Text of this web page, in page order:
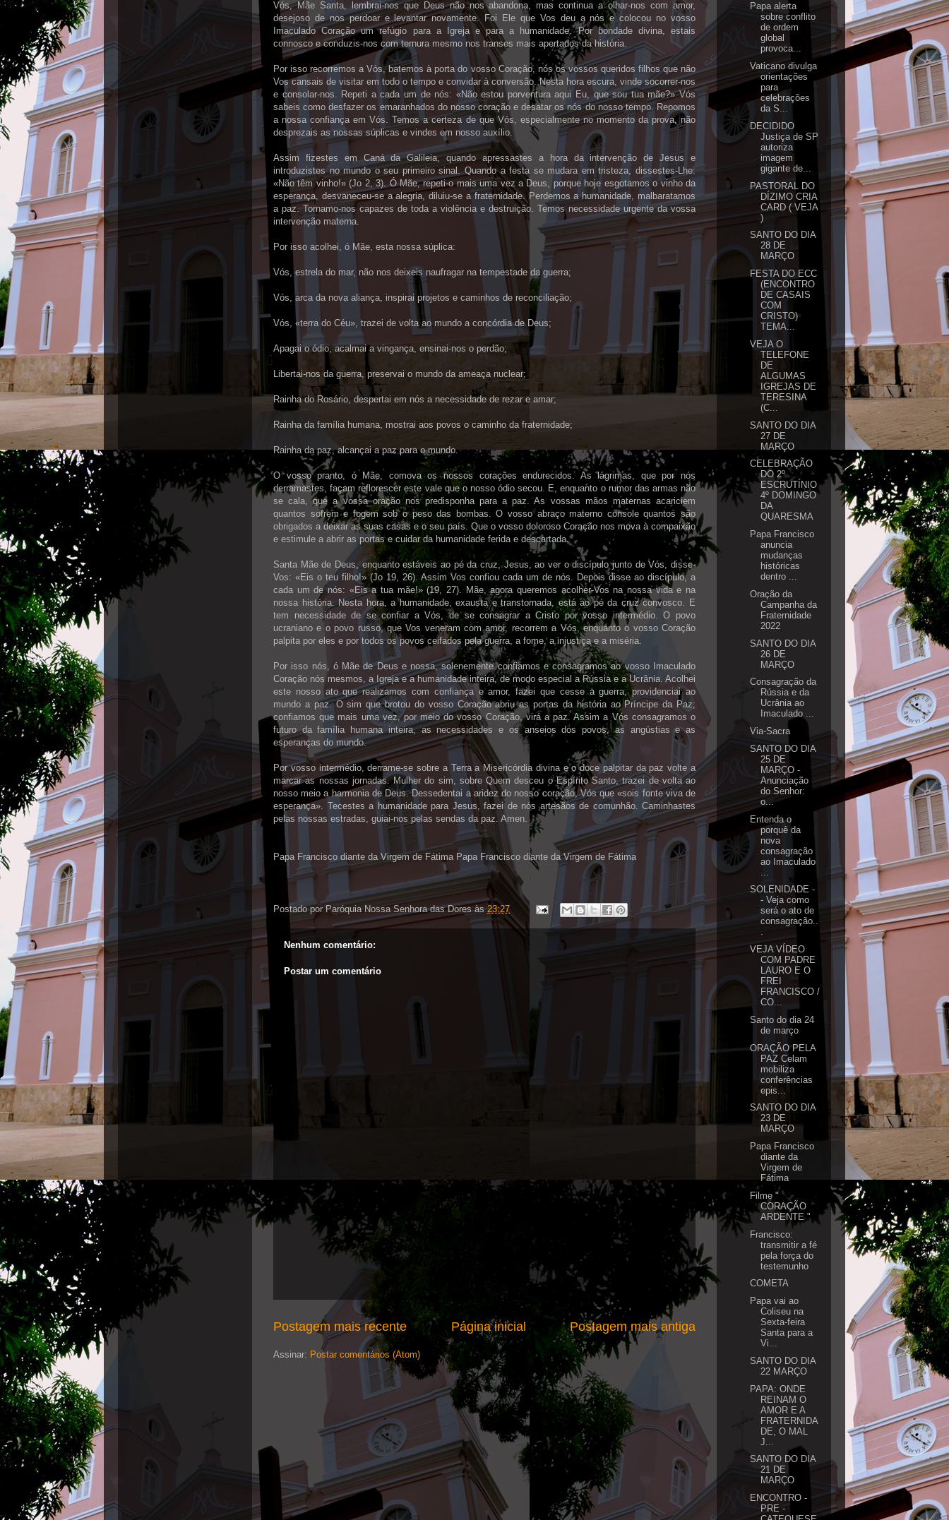
Vós, Mãe Santa, lembrai-nos que Deus não nos abandona, mas continua a olhar-nos com amor,
desejoso de nos perdoar e levantar novamente. Foi Ele que Vos deu a nós e colocou no vosso
Imaculado Coração um refúgio para a Igreja e para a humanidade. Por bondade divina, estais
connosco e conduzis-nos com ternura mesmo nos transes mais apertados da história.
Por isso recorremos a Vós, batemos à porta do vosso Coração, nós os vossos queridos filhos que não
Vos cansais de visitar em todo o tempo e convidar à conversão. Nesta hora escura, vinde socorrer-nos
e consolar-nos. Repeti a cada um de nós: «Não estou porventura aqui Eu, que sou tua mãe?» Vós
sabeis como desfazer os emaranhados do nosso coração e desatar os nós do nosso tempo. Repomos
a nossa confiança em Vós. Temos a certeza de que Vós, especialmente no momento da prova, não
desprezais as nossas súplicas e vindes em nosso auxílio.
Assim fizestes em Caná da Galileia, quando apressastes a hora da intervenção de Jesus e
introduzistes no mundo o seu primeiro sinal. Quando a festa se mudara em tristeza, dissestes-Lhe:
«Não têm vinho!» (Jo 2, 3). Ó Mãe, repeti-o mais uma vez a Deus, porque hoje esgotamos o vinho da
esperança, desvaneceu-se a alegria, diluiu-se a fraternidade. Perdemos a humanidade, malbaratamos
a paz. Tornamo-nos capazes de toda a violência e destruição. Temos necessidade urgente da vossa
intervenção materna.
Por isso acolhei, ó Mãe, esta nossa súplica:
Vós, estrela do mar, não nos deixeis naufragar na tempestade da guerra;
Vós, arca da nova aliança, inspirai projetos e caminhos de reconciliação;
Vós, «terra do Céu», trazei de volta ao mundo a concórdia de Deus;
Apagai o ódio, acalmai a vingança, ensinai-nos o perdão;
Libertai-nos da guerra, preservai o mundo da ameaça nuclear;
Rainha do Rosário, despertai em nós a necessidade de rezar e amar;
Rainha da família humana, mostrai aos povos o caminho da fraternidade;
Rainha da paz, alcançai a paz para o mundo.
O vosso pranto, ó Mãe, comova os nossos corações endurecidos. As lágrimas, que por nós
derramastes, façam reflorescer este vale que o nosso ódio secou. E, enquanto o rumor das armas não
se cala, que a vossa oração nos predisponha para a paz. As vossas mãos maternas acariciem
quantos sofrem e fogem sob o peso das bombas. O vosso abraço materno console quantos são
obrigados a deixar as suas casas e o seu país. Que o vosso doloroso Coração nos mova à compaixão
e estimule a abrir as portas e cuidar da humanidade ferida e descartada.
Santa Mãe de Deus, enquanto estáveis ao pé da cruz, Jesus, ao ver o discípulo junto de Vós, disse-
Vos: «Eis o teu filho!» (Jo 19, 26). Assim Vos confiou cada um de nós. Depois disse ao discípulo, a
cada um de nós: «Eis a tua mãe!» (19, 27). Mãe, agora queremos acolher-Vos na nossa vida e na
nossa história. Nesta hora, a humanidade, exausta e transtornada, está ao pé da cruz convosco. E
tem necessidade de se confiar a Vós, de se consagrar a Cristo por vosso intermédio. O povo
ucraniano e o povo russo, que Vos veneram com amor, recorrem a Vós, enquanto o vosso Coração
palpita por eles e por todos os povos ceifados pela guerra, a fome, a injustiça e a miséria.
Por isso nós, ó Mãe de Deus e nossa, solenemente confiamos e consagramos ao vosso Imaculado
Coração nós mesmos, a Igreja e a humanidade inteira, de modo especial a Rússia e a Ucrânia. Acolhei
este nosso ato que realizamos com confiança e amor, fazei que cesse a guerra, providenciai ao
mundo a paz. O sim que brotou do vosso Coração abriu as portas da história ao Príncipe da Paz;
confiamos que mais uma vez, por meio do vosso Coração, virá a paz. Assim a Vós consagramos o
futuro da família humana inteira, as necessidades e os anseios dos povos, as angústias e as
esperanças do mundo.
Por vosso intermédio, derrame-se sobre a Terra a Misericórdia divina e o doce palpitar da paz volte a
marcar as nossas jornadas. Mulher do sim, sobre Quem desceu o Espírito Santo, trazei de volta ao
nosso meio a harmonia de Deus. Dessedentai a aridez do nosso coração, Vós que «sois fonte viva de
esperança». Tecestes a humanidade para Jesus, fazei de nós artesãos de comunhão. Caminhastes
pelas nossas estradas, guiai-nos pelas sendas da paz. Amen.
Papa Francisco diante da Virgem de Fátima Papa Francisco diante da Virgem de Fátima
Postado porParóquia Nossa Senhora das Dores às23:27
Nenhum comentário:
Postar um comentário
Postagem mais recente Postagem mais antiga
Página inicial
Assinar: Postar comentários (Atom)
Papa alerta
sobre conflito
de ordem
global
provoca...
Vaticano divulga
orientações
para
celebrações
da S...
DECIDIDO
Justiça de SP
autoriza
imagem
gigante de...
PASTORAL DO
DÍZIMO CRIA
CARD ( VEJA
)
SANTO DO DIA
28 DE
MARÇO
FESTA DO ECC
(ENCONTRO
DE CASAIS
COM
CRISTO)
TEMA...
VEJA O
TELEFONE
DE
ALGUMAS
IGREJAS DE
TERESINA
(C...
SANTO DO DIA
27 DE
MARÇO
CELEBRAÇÃO
DO 2º
ESCRUTÍNIO
4º DOMINGO
DA
QUARESMA
Papa Francisco
anuncia
mudanças
históricas
dentro ...
Oração da
Campanha da
Fraternidade
2022
SANTO DO DIA
26 DE
MARÇO
Consagração da
Rússia e da
Ucrânia ao
Imaculado ...
Via-Sacra
SANTO DO DIA
25 DE
MARÇO -
Anunciação
do Senhor:
o...
Entenda o
porquê da
nova
consagração
ao Imaculado
SOLENIDADE -
- Veja como
será o ato de
consagração..
.
VEJA VÍDEO
COM PADRE
LAURO E O
FREI
FRANCISCO /
CO...
Santo do dia 24
de março
ORAÇÃO PELA
PAZ Celam
mobiliza
conferências
epis...
SANTO DO DIA
23 DE
MARÇO
Papa Francisco
diante da
Virgem de
Fátima
Filme "
CORAÇÃO
ARDENTE "
Francisco:
transmitir a fé
pela força do
testemunho
COMETA
Papa vai ao
Coliseu na
Sexta-feira
Santa para a
Vi...
SANTO DO DIA
22 MARÇO
PAPA: ONDE
REINAM O
AMOR E A
FRATERNIDA
DE, O MAL
J...
SANTO DO DIA
21 DE
MARÇO
ENCONTRO -
PRE -